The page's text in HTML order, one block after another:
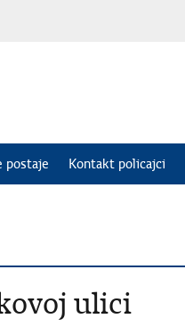
postaje Kontakt policajci
ulici